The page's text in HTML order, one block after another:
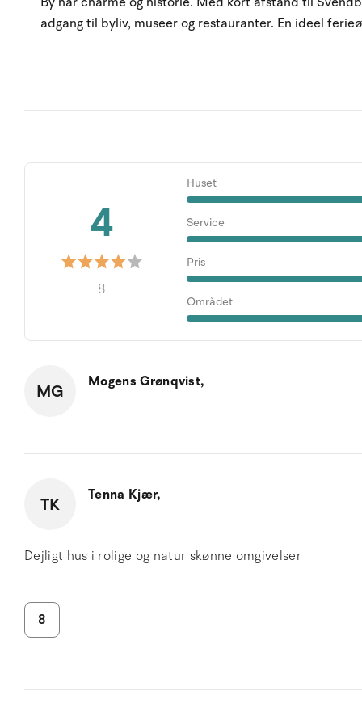
adgang til byliv, museer og restauranter. En ideel
4
8
Huset
Service
Pris
Området
MG Mogens Grønqvist,
TK Tenna Kjær,
Dejligt hus i rolige og natur skønne omgivelser
8